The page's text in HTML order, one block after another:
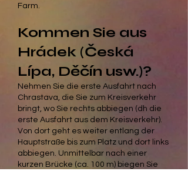
Farm.
Kommen Sie aus
Hrádek (Česká
Lípa, Děčín usw.)?
Nehmen Sie die erste Ausfahrt nach
Chrastava, die Sie zum Kreisverkehr
bringt, wo Sie rechts abbiegen (dh die
erste Ausfahrt aus dem Kreisverkehr).
Von dort geht es weiter entlang der
Hauptstraße bis zum Platz und dort links
abbiegen. Unmittelbar nach einer
kurzen Brücke (ca. 100 m) biegen Sie